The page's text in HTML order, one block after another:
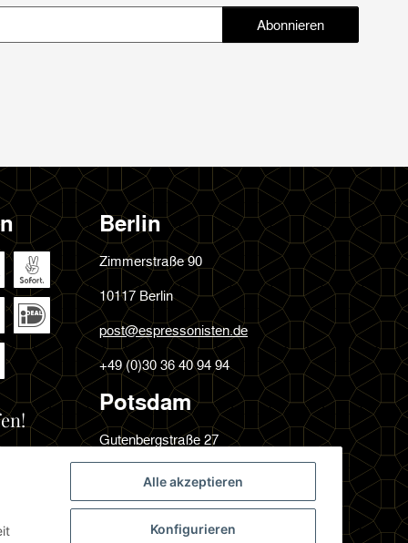
Alle akzeptieren
Konfigurieren
AbonnierenAbonnieren
Berlin
Zimmerstraße 90
10117 Berlin
post@espressonisten.de
+49 (0)30 36 40 94 94
Potsdam
Gutenbergstraße 27
14467 Potsdam
post@espressonisten.de